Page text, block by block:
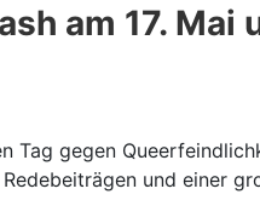
am 17. Mai
Tag gegen
und einer